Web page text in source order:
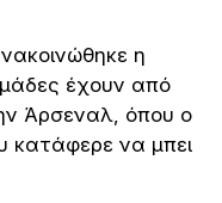
η
έχουν από
Άρσεναλ, όπου ο
κατάφερε να μπει